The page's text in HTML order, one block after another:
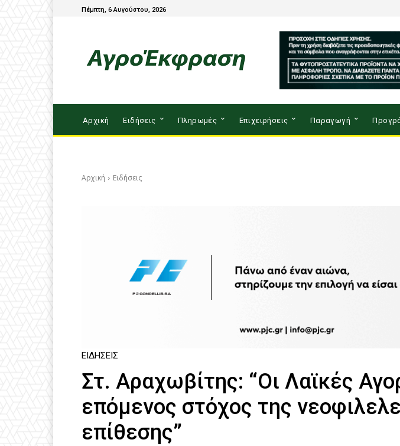
Πέμπτη, 6 Αυγούστου, 2026
Αρχική Ειδήσεις Πληρωμές Επιχειρήσεις Παραγωγή
Αρχική Ειδήσεις
ΕΙΔΉΣΕΙΣ
Στ. Αραχωβίτης: “Οι Λαϊκές
επόμενος στόχος της
επίθεσης”